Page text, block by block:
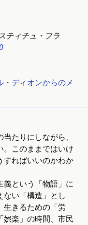
ティチュ・フラ
・ディオンからのメ
たりにしながら、
。このままではいけ
すればいいのかわか
という「物語」に
ない「構造」とし
生きるための「労
娯楽」の時間、市民